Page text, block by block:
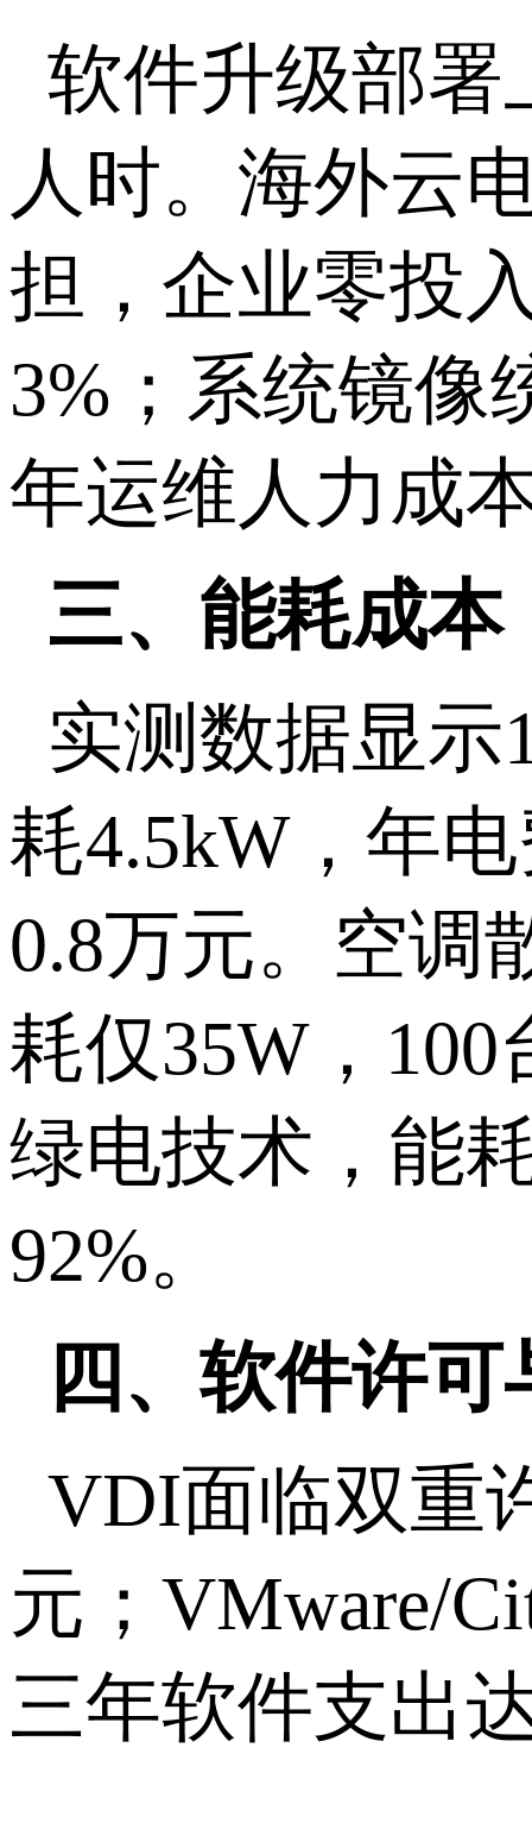
软件升级部署
人时。海外云
担，企业零投
3% ；系统镜
年运维人力成
三、能耗成
实测数据显示
耗4.5kW，年
0.8万元。空调
耗仅35W， 100
绿电技术，能
92%。
四、软件许
VDI面临双重
元； VMware/
三年软件支出